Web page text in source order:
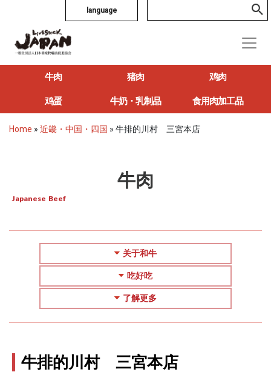
language
牛肉 猪肉 鸡肉
鸡蛋 牛奶・乳制品 食用肉加工品
Home » 近畿・中国・四国 » 牛排的川村 三宮本店
牛肉
Japanese Beef
关于和牛
吃好吃
了解更多
牛排的川村 三宮本店